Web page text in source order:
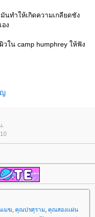
ทำให้เกิดความเกลียดชัง
ง
วใน camp humphrey ให้ฟัง
.
10
มฆ, คุณปรศุราม, คุณสองแผ่น